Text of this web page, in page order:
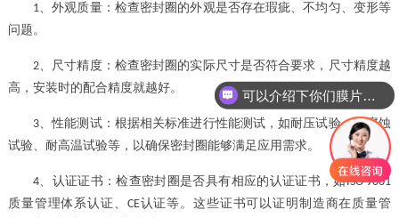
1、外观质量：检查密封圈的外观是否存在瑕疵、不均匀、变形等
问题。
2、
尺寸精度：检查密封圈的实际尺寸是否符合要求，尺寸精度越
高，安装时的配合精度就越好。
3、性能测试：根据相关标准进行性能测试，如耐压试验、耐腐蚀
试验、耐高温试验等，以确保密封圈能够满足应用需求。
4、 认证证书：检查密封圈是否具有相应的认证证书，如ISO 9001
质量管理体系认证、 CE认证等。这些证书可以证明制造商在质量管
可以介绍下你们膜片的产品么